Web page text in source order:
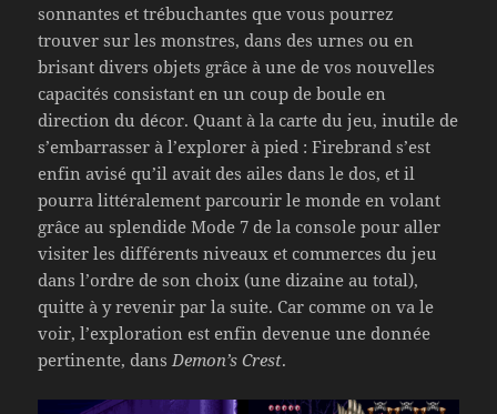
sonnantes et trébuchantes que vous pourrez
trouver sur les monstres, dans des urnes ou en
brisant divers objets grâce à une de vos nouvelles
capacités consistant en un coup de boule en
direction du décor. Quant à la carte du jeu, inutile de
s’embarrasser à l’explorer à pied : Firebrand s’est
enfin avisé qu’il avait des ailes dans le dos, et il
pourra littéralement parcourir le monde en volant
grâce au splendide Mode 7 de la console pour aller
visiter les différents niveaux et commerces du jeu
dans l’ordre de son choix (une dizaine au total),
quitte à y revenir par la suite. Car comme on va le
voir, l’exploration est enfin devenue une donnée
pertinente, dans Demon’s Crest.